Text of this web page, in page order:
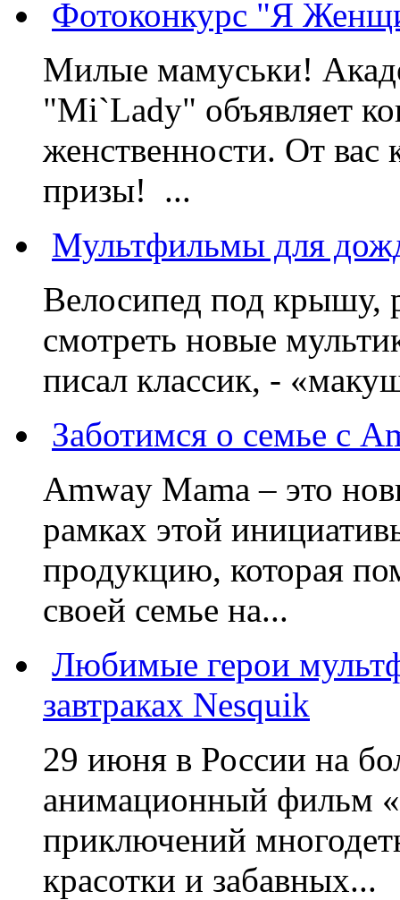
Фотоконкурс "Я
Милые мамуськи!
"Mi`Lady" объявляет
женственности. От вас
призы! ...
Мультфильмы для
Велосипед под крышу,
смотреть новые
писал классик, -
Заботимся о семье с
Amway Mama – это
рамках этой
продукцию, которая
своей семье на...
Любимые герои
завтраках Nesquik
29 июня в России на
анимационный фильм
приключений
красотки и забавных...